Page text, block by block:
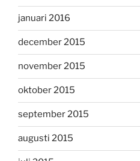
januari 2016
december 2015
november 2015
oktober 2015
september 2015
augusti 2015